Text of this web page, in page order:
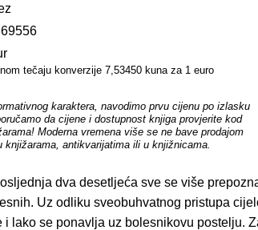
tečaju konverzije 7,53450 kuna za 1 euro
karaktera, navodimo prvu cijenu po izlasku
da cijene i dostupnost knjiga provjerite kod
Moderna vremena više se ne bave prodajom
knjižarama, antikvarijatima ili u knjižnicama.
dva desetljeća sve se više
Uz odliku sveobuhvatnog pristupa
i lako se ponavlja uz bolesnikovu postelju.